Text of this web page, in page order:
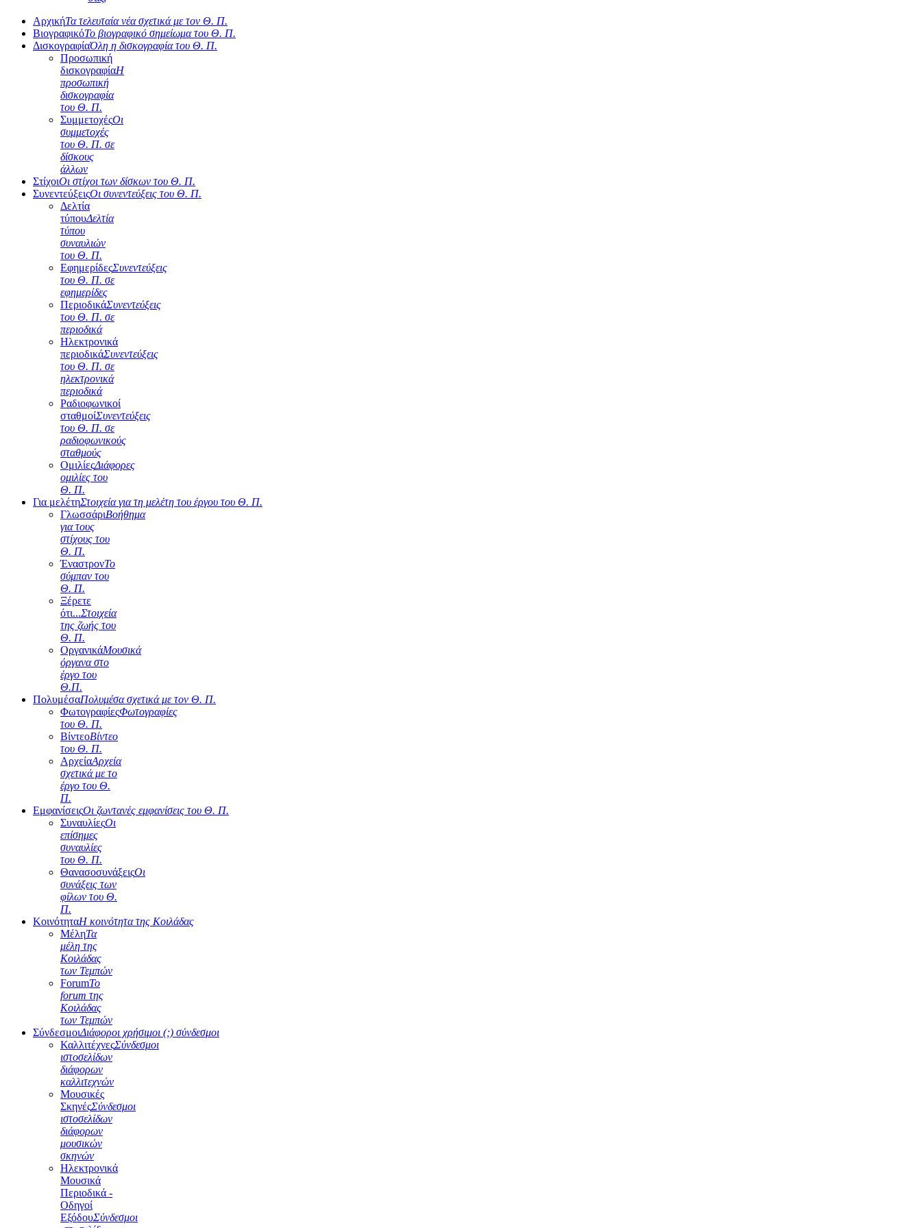
ΑρχικήΤα τελευταία νέα σχετικά με τον Θ. Π.
ΒιογραφικόΤο βιογραφικό σημείωμα του Θ. Π.
ΔισκογραφίαΌλη η δισκογραφία του Θ. Π.
Προσωπική
δισκογραφίαΗ
προσωπική
δισκογραφία
του Θ. Π.
ΣυμμετοχέςΟι
συμμετοχές
του Θ. Π. σε
δίσκους
άλλων
ΣτίχοιΟι στίχοι των δίσκων του Θ. Π.
ΣυνεντεύξειςΟι συνεντεύξεις του Θ. Π.
Δελτία
τύπουΔελτία
τύπου
συναυλιών
του Θ. Π.
ΕφημερίδεςΣυνεντεύξεις
του Θ. Π. σε
εφημερίδες
ΠεριοδικάΣυνεντεύξεις
του Θ. Π. σε
περιοδικά
Ηλεκτρονικά
περιοδικάΣυνεντεύξεις
του Θ. Π. σε
ηλεκτρονικά
περιοδικά
Ραδιοφωνικοί
σταθμοίΣυνεντεύξεις
του Θ. Π. σε
ραδιοφωνικούς
σταθμούς
ΟμιλίεςΔιάφορες
ομιλίες του
Θ. Π.
Για μελέτηΣτοιχεία για τη μελέτη του έργου του Θ. Π.
ΓλωσσάριΒοήθημα
για τους
στίχους του
Θ. Π.
ΈναστρονΤο
σύμπαν του
Θ. Π.
Ξέρετε
ότι...Στοιχεία
της ζωής του
Θ. Π.
ΟργανικάΜουσικά
όργανα στο
έργο του
Θ.Π.
ΠολυμέσαΠολυμέσα σχετικά με τον Θ. Π.
ΦωτογραφίεςΦωτογραφίες
του Θ. Π.
ΒίντεοΒίντεο
του Θ. Π.
ΑρχείαΑρχεία
σχετικά με το
έργο του Θ.
Π.
ΕμφανίσειςΟι ζωντανές εμφανίσεις του Θ. Π.
ΣυναυλίεςΟι
επίσημες
συναυλίες
του Θ. Π.
ΘανασοσυνάξειςΟι
συνάξεις των
φίλων του Θ.
Π.
ΚοινότηταΗ κοινότητα της Κοιλάδας
ΜέληΤα
μέλη της
Κοιλάδας
των Τεμπών
ForumΤο
forum της
Κοιλάδας
των Τεμπών
ΣύνδεσμοιΔιάφοροι χρήσιμοι (;) σύνδεσμοι
ΚαλλιτέχνεςΣύνδεσμοι
ιστοσελίδων
διάφορων
καλλιτεχνών
Μουσικές
ΣκηνέςΣύνδεσμοι
ιστοσελίδων
διάφορων
μουσικών
σκηνών
Ηλεκτρονικά
Μουσικά
Περιοδικά -
Οδηγοί
ΕξόδουΣύνδεσμοι